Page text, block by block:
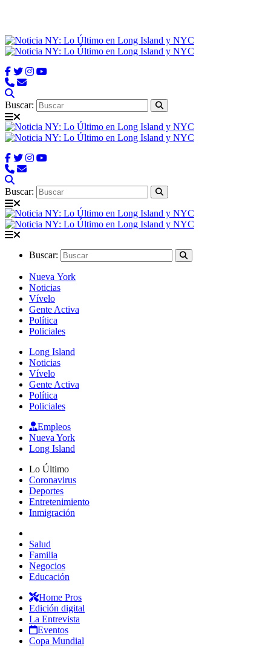
Buscar:
Buscar:
Buscar:
Nueva York
Noticias
Vívelo
Gente Activa
Política
Policiales
Long Island
Noticias
Vívelo
Gente Activa
Política
Policiales
Empleos
Nueva York
Long Island
Lo Último
Coronavirus
Deportes
Entretenimiento
Inmigración
Salud
Familia
Negocios
Educación
Home Pros
Edición digital
La Entrevista
Eventos
Copa Mundial